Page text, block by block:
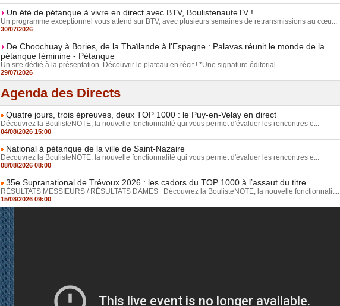
Un été de pétanque à vivre en direct avec BTV, BoulistenauteTV !
Un programme exceptionnel vous attend sur BTV, avec plusieurs semaines de retransmissions au cœu...
30/07/2026
De Choochuay à Bories, de la Thaïlande à l'Espagne : Palavas réunit le monde de la
pétanque féminine - Pétanque
Un site dédié à la présentation Découvrir le plateau en récit ! *Une signature éditorial...
29/07/2026
Agenda des Directs
Quatre jours, trois épreuves, deux TOP 1000 : le Puy-en-Velay en direct
Découvrez la BoulisteNOTE, la nouvelle fonctionnalité qui vous permet d'évaluer les rencontres e...
04/08/2026 15:00
National à pétanque de la ville de Saint-Nazaire
Découvrez la BoulisteNOTE, la nouvelle fonctionnalité qui vous permet d'évaluer les rencontres e...
08/08/2026 08:00
35e Supranational de Trévoux 2026 : les cadors du TOP 1000 à l’assaut du titre
RÉSULTATS MESSIEURS / RÉSULTATS DAMES Découvrez la BoulisteNOTE, la nouvelle fonctionnalit...
15/08/2026 09:00